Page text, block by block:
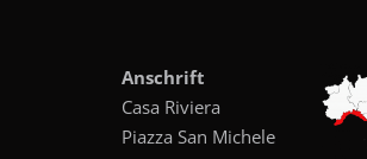
Anschrift
Casa Riviera
Piazza San Michele